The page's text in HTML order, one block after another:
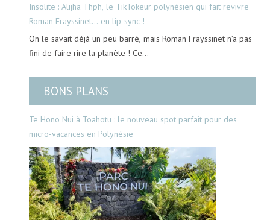
Insolite : Alijha Thph, le TikTokeur polynésien qui fait revivre
Roman Frayssinet… en lip-sync !
On le savait déjà un peu barré, mais Roman Frayssinet n’a pas
fini de faire rire la planète ! Ce…
BONS PLANS
Te Hono Nui à Toahotu : le nouveau spot parfait pour des
micro-vacances en Polynésie